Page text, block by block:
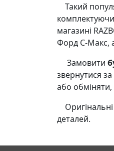
Такий
магазині
Форд С-Макс,
Замовити
звернутися
або
деталей.